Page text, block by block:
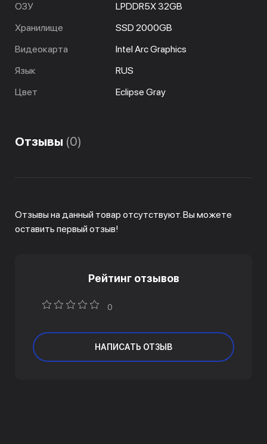
ОЗУ
LPDDR5X 32GB
Хранилище
SSD 2000GB
Видеокарта
Intel Arc Graphics
Язык
RUS
Цвет
Eclipse Gray
Отзывы (0)
Отзывы на данный товар отсутствуют. Вы можете
оставить первый отзыв!
Рейтинг отзывов
0
НАПИСАТЬ ОТЗЫВ